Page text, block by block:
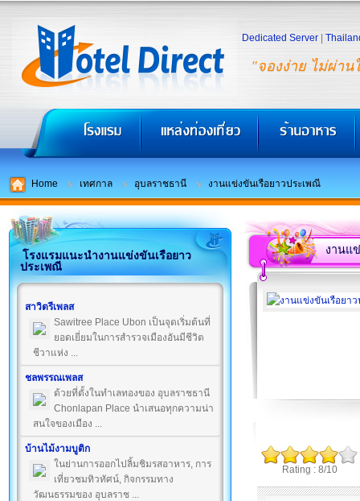
"จองง่าย ไม่ผ่าน
Dedicated Server
Home เทศกาล อุบลราชธานี งานแข่งขันเรือยาวประเพณี
โรงแรมแนะนำงานแข่งขันเรือยาว
ประเพณี
สาวิตรีเพลส
Sawitree Place Ubon เป็นจุดเริ่มต้นที่
ยอดเยี่ยมในการสำรวจเมืองอันมีชีวิต
ชีวาแห่ง ...
ชลพรรณเพลส
ด้วยที่ตั้งในทำเลทองของ อุบลราชธานี
Chonlapan Place นำเสนอทุกความน่า
สนใจของเมือง ...
บ้านไม้งามบูติก
ในย่านการออกไปลิ้มชิมรสอาหาร, การ
เที่ยวชมทิวทัศน์, กิจกรรมทาง
วัฒนธรรมของ อุบลราช ...
งานแ
Rating : 8/10